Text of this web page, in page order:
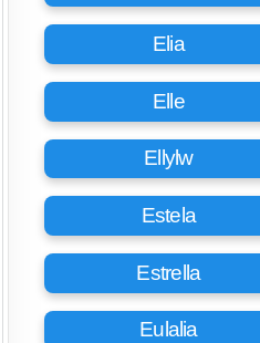
Elia
Elle
Ellylw
Estela
Estrella
Eulalia